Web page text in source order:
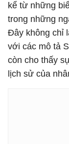
kể từ những
trong những
Đây không chỉ
với các mô tả
còn cho thấy
lịch sử của